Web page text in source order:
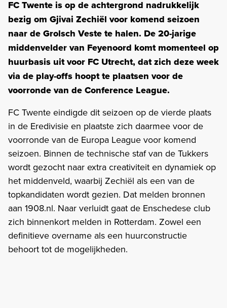
FC Twente is op de achtergrond nadrukkelijk
bezig om Gjivai Zechiël voor komend seizoen
naar de Grolsch Veste te halen. De 20-jarige
middenvelder van Feyenoord komt momenteel op
huurbasis uit voor FC Utrecht, dat zich deze week
via de play-offs hoopt te plaatsen voor de
voorronde van de Conference League.
FC Twente eindigde dit seizoen op de vierde plaats
in de Eredivisie en plaatste zich daarmee voor de
voorronde van de Europa League voor komend
seizoen. Binnen de technische staf van de Tukkers
wordt gezocht naar extra creativiteit en dynamiek op
het middenveld, waarbij Zechiël als een van de
topkandidaten wordt gezien. Dat melden bronnen
aan 1908.nl. Naar verluidt gaat de Enschedese club
zich binnenkort melden in Rotterdam. Zowel een
definitieve overname als een huurconstructie
behoort tot de mogelijkheden.